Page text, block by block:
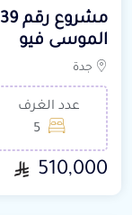
الموسى فيو
جدة
عدد الغرف
5
510,000